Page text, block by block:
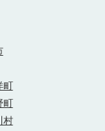
町
町
村